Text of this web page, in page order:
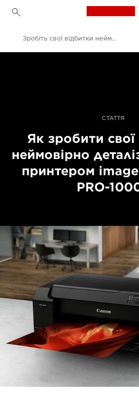
Зробіть свої відбитки неймовірно деталізованими із принтером imagePROGRAF PRO-1000
СТАТТЯ
Як зробити свої
неймовірно
принтером
PRO-